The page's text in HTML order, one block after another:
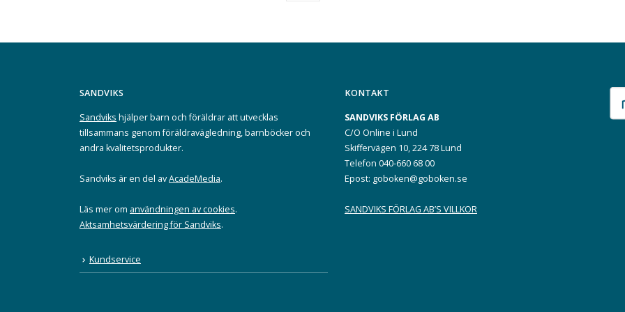
SANDVIKS
Sandviks hjälper barn och föräldrar att utvecklas
tillsammans genom föräldravägledning, barnböcker och
andra kvalitetsprodukter.
Sandviks är en del avAcadeMedia.
Läs mer om användningen av cookies.
Aktsamhetsvärdering för Sandviks.
Kundservice
KONTAKT
SANDVIKS FÖRLAG AB
C/O Online i Lund
Skiffervägen 10, 224 78 Lund
Telefon 040-660 68 00
Epost: goboken@goboken.se
SANDVIKS FÖRLAG AB’S VILLKOR